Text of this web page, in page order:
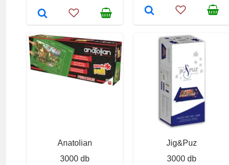
Anatolian
3000 db
Jig&Puz
3000 db